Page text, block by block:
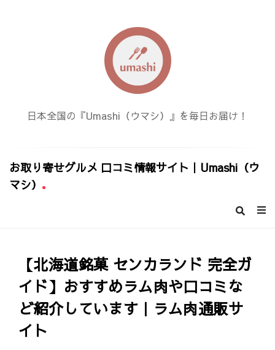
日本全国の『Umashi（ウマシ）』を毎日お届け！
お取り寄せグルメ 口コミ情報サイト｜Umashi（ウ
マシ）
グ
ル
【北海道銘菓 センカランド 完全ガ
イド】おすすめラム肉や口コミな
ど紹介しています｜ラム肉通販サ
イト